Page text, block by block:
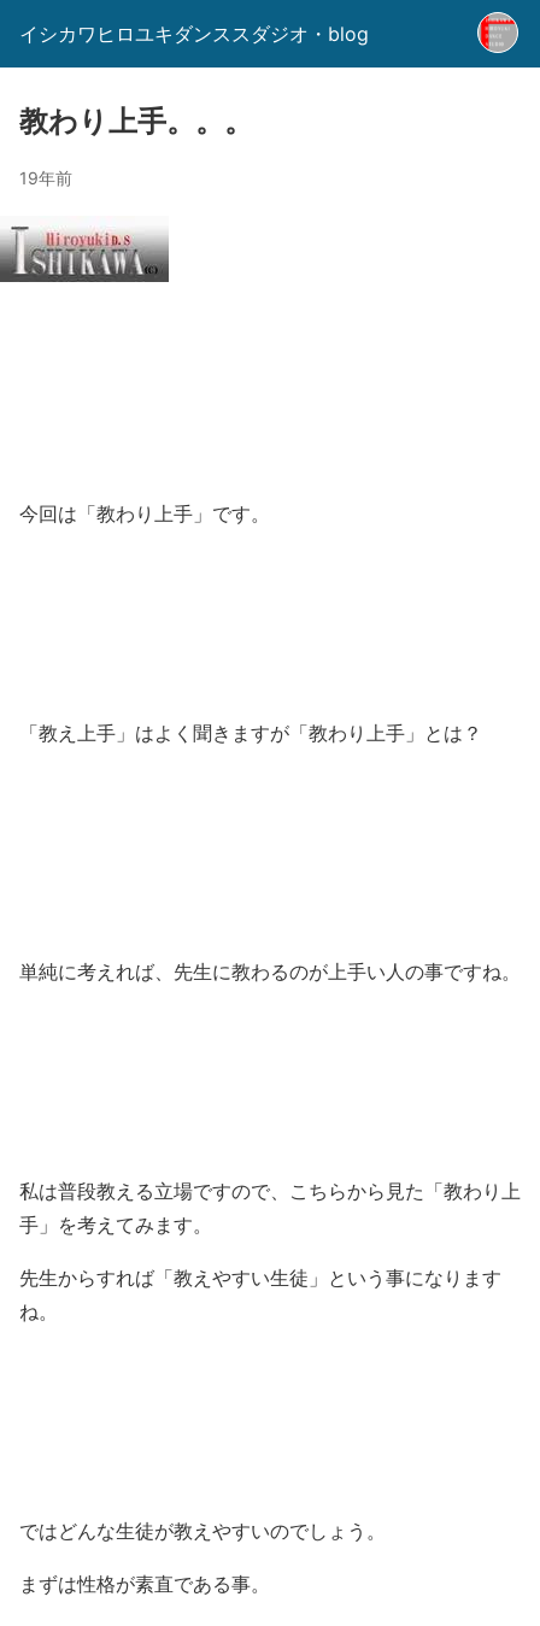
イシカワヒロユキダンススダジオ・blog
教わり上手。。。
19年前
今回は「教わり上手」です。
「教え上手」はよく聞きますが「教わり上手」とは？
単純に考えれば、先生に教わるのが上手い人の事ですね。
私は普段教える立場ですので、こちらから見た「教わり上
手」を考えてみます。
先生からすれば「教えやすい生徒」という事になります
ね。
ではどんな生徒が教えやすいのでしょう。
まずは性格が素直である事。